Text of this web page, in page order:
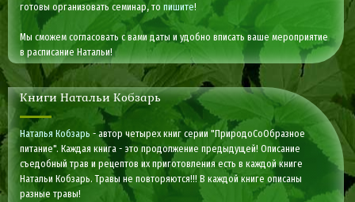
готовы организовать семинар, топишите!
Мы сможем согласовать с вами даты и удобно вписать ваше мероприятие
в расписание Натальи!
Книги Натальи Кобзарь
Наталья Кобзарь - автор четырех книг серии "ПриродоСоОбразное
питание". Каждая книга - это продолжение предыдущей! Описание
съедобный трав и рецептов их приготовления есть в каждой книге
Натальи Кобзарь. Травы не повторяются!!! В каждой книге описаны
разные травы!